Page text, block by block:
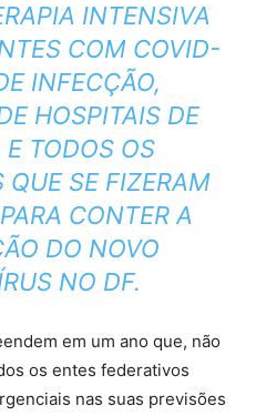
INTENSIVA
COM COVID-
INFECÇÃO,
HOSPITAIS DE
TODOS OS
SE FIZERAM
CONTER A
DO NOVO
NO DF.
em um ano que, não
os entes federativos
nas suas previsões